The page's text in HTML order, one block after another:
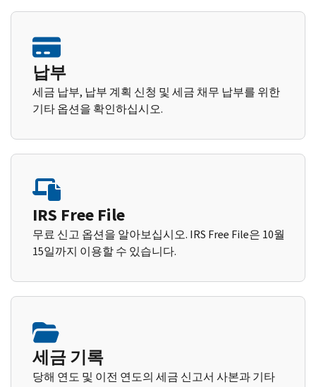
납부
세금 납부, 납부 계획 신청 및 세금 채무 납부를 위한
기타 옵션을 확인하십시오.
IRS Free File
무료 신고 옵션을 알아보십시오. IRS Free File은 10월
15일까지 이용할 수 있습니다.
세금 기록
당해 연도 및 이전 연도의 세금 신고서 사본과 기타